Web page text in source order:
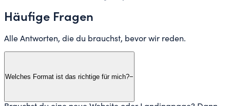
Häufige Fragen
Alle Antworten, die du brauchst, bevor wir reden.
Welches Format ist das richtige für mich?−